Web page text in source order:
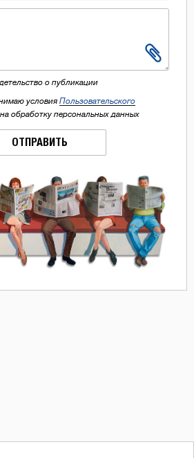
о публикации
условия Пользовательского
обработку персональных данных
ОТПРАВИТЬ